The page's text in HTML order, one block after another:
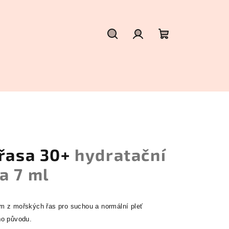
30+ hydratační
7 ml
z mořských řas pro suchou a normální pleť
původu.